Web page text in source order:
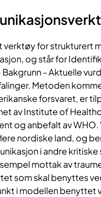
verktøy for strukturert
og står for
Bakgrunn - Aktuelle
Metoden
forsvaret, er
av Institute of
og anbefalt av
nordiske land, og
i andre kritiske
mottak av
som skal benyttes
i modellen benyttet